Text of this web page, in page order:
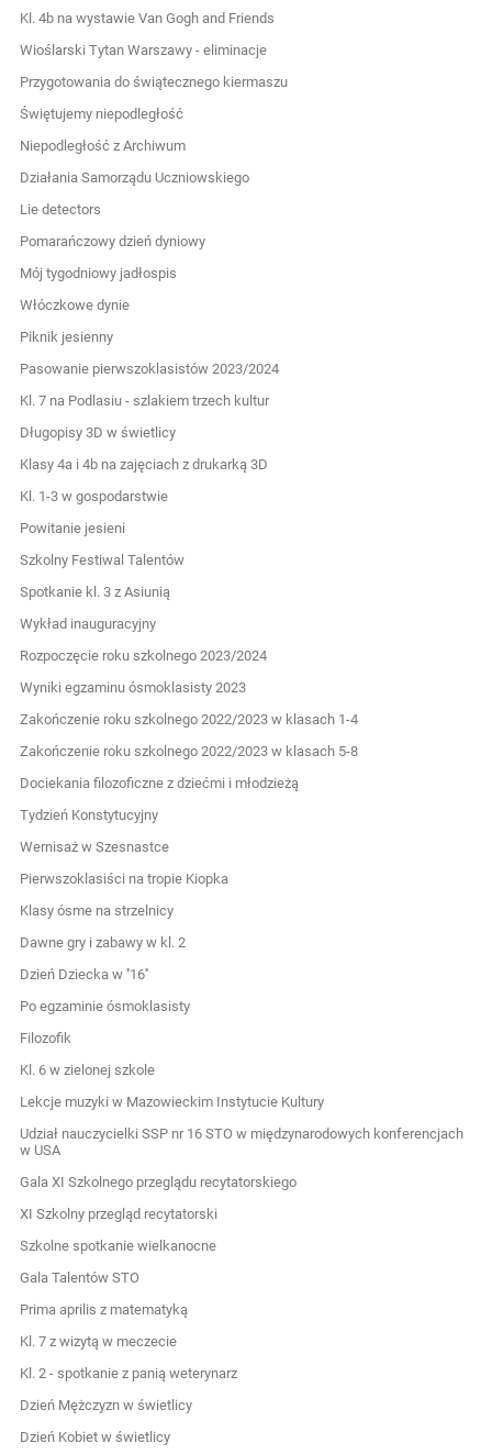
Kl. 4b na wystawie Van Gogh and Friends
Wioślarski Tytan Warszawy - eliminacje
Przygotowania do świątecznego kiermaszu
Świętujemy niepodległość
Niepodległość z Archiwum
Działania Samorządu Uczniowskiego
Lie detectors
Pomarańczowy dzień dyniowy
Mój tygodniowy jadłospis
Włóczkowe dynie
Piknik jesienny
Pasowanie pierwszoklasistów 2023/2024
Kl. 7 na Podlasiu - szlakiem trzech kultur
Długopisy 3D w świetlicy
Klasy 4a i 4b na zajęciach z drukarką 3D
Kl. 1-3 w gospodarstwie
Powitanie jesieni
Szkolny Festiwal Talentów
Spotkanie kl. 3 z Asiunią
Wykład inauguracyjny
Rozpoczęcie roku szkolnego 2023/2024
Wyniki egzaminu ósmoklasisty 2023
Zakończenie roku szkolnego 2022/2023 w klasach 1-4
Zakończenie roku szkolnego 2022/2023 w klasach 5-8
Dociekania filozoficzne z dziećmi i młodzieżą
Tydzień Konstytucyjny
Wernisaż w Szesnastce
Pierwszoklasiści na tropie Kiopka
Klasy ósme na strzelnicy
Dawne gry i zabawy w kl. 2
Dzień Dziecka w ''16''
Po egzaminie ósmoklasisty
Filozofik
Kl. 6 w zielonej szkole
Lekcje muzyki w Mazowieckim Instytucie Kultury
Udział nauczycielki SSP nr 16 STO w międzynarodowych konferencjach
w USA
Gala XI Szkolnego przeglądu recytatorskiego
XI Szkolny przegląd recytatorski
Szkolne spotkanie wielkanocne
Gala Talentów STO
Prima aprilis z matematyką
Kl. 7 z wizytą w meczecie
Kl. 2 - spotkanie z panią weterynarz
Dzień Mężczyzn w świetlicy
Dzień Kobiet w świetlicy